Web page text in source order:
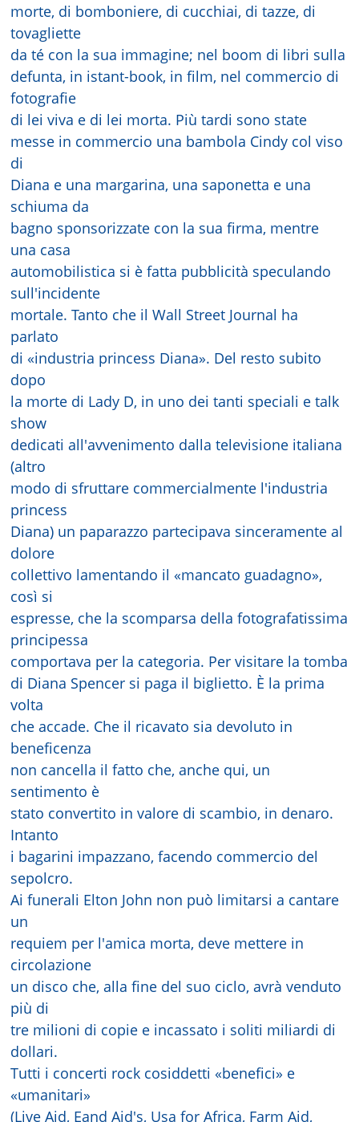
morte, di bomboniere, di cucchiai, di tazze, di
tovagliette
da té con la sua immagine; nel boom di libri sulla
defunta, in istant-book, in film, nel commercio di
fotografie
di lei viva e di lei morta. Più tardi sono state
messe in commercio una bambola Cindy col viso
di
Diana e una margarina, una saponetta e una
schiuma da
bagno sponsorizzate con la sua firma, mentre
una casa
automobilistica si è fatta pubblicità speculando
sull'incidente
mortale. Tanto che il Wall Street Journal ha
parlato
di «industria princess Diana». Del resto subito
dopo
la morte di Lady D, in uno dei tanti speciali e talk
show
dedicati all'avvenimento dalla televisione italiana
(altro
modo di sfruttare commercialmente l'industria
princess
Diana) un paparazzo partecipava sinceramente al
dolore
collettivo lamentando il «mancato guadagno»,
così si
espresse, che la scomparsa della fotografatissima
principessa
comportava per la categoria. Per visitare la tomba
di Diana Spencer si paga il biglietto. È la prima
volta
che accade. Che il ricavato sia devoluto in
beneficenza
non cancella il fatto che, anche qui, un
sentimento è
stato convertito in valore di scambio, in denaro.
Intanto
i bagarini impazzano, facendo commercio del
sepolcro.
Ai funerali Elton John non può limitarsi a cantare
un
requiem per l'amica morta, deve mettere in
circolazione
un disco che, alla fine del suo ciclo, avrà venduto
più di
tre milioni di copie e incassato i soliti miliardi di
dollari.
Tutti i concerti rock cosiddetti «benefici» e
«umanitari»
(Live Aid, Eand Aid's, Usa for Africa, Farm Aid,